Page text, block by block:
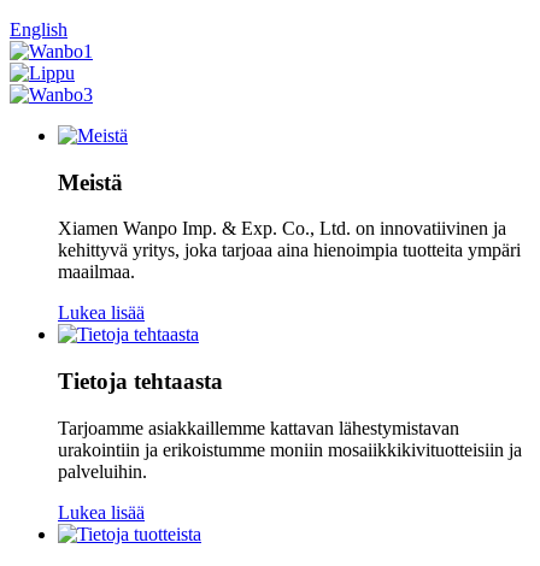
English
Meistä
Xiamen Wanpo Imp. & Exp. Co., Ltd. on innovatiivinen ja
kehittyvä yritys, joka tarjoaa aina hienoimpia tuotteita ympäri
maailmaa.
Lukea lisää
Tietoja tehtaasta
Tarjoamme asiakkaillemme kattavan lähestymistavan
urakointiin ja erikoistumme moniin mosaiikkikivituotteisiin ja
palveluihin.
Lukea lisää